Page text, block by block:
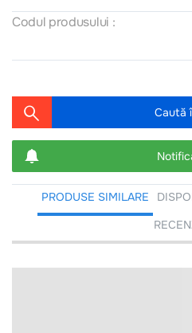
Codul produsului :
Caută
PRODUSE SIMILARE